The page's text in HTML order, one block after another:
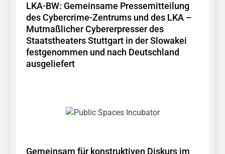
LKA-BW: Gemeinsame Pressemitteilung
des Cybercrime-Zentrums und des LKA –
Mutmaßlicher Cybererpresser des
Staatstheaters Stuttgart in der Slowakei
festgenommen und nach Deutschland
ausgeliefert
Gemeinsam für konstruktiven Diskurs im